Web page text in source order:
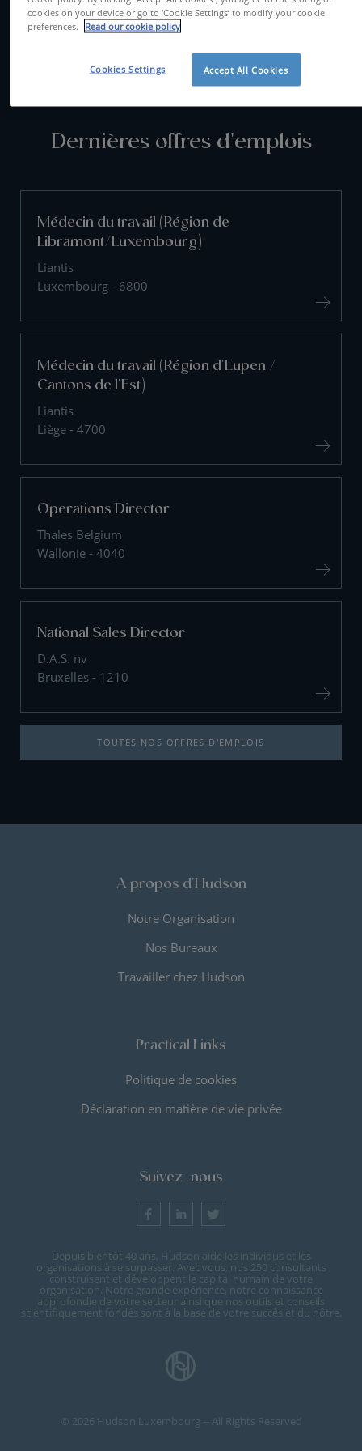
Dernières offres d'emplois
Médecin du travail (Région de
Libramont/Luxembourg)
Liantis
Luxembourg - 6800
Médecin du travail (Région d'Eupen /
Cantons de l'Est)
Liantis
Liège - 4700
Operations Director
Thales Belgium
Wallonie - 4040
National Sales Director
D.A.S. nv
Bruxelles - 1210
TOUTES NOS OFFRES D'EMPLOIS
A propos d'Hudson
Notre Organisation
Nos Bureaux
Travailler chez Hudson
Practical Links
Politique de cookies
Déclaration en matière de vie privée
Suivez-nous
Depuis bientôt 40 ans, Hudson aide les individus et les
organisations à se surpasser. Avec vous, nos 250 consultants
construisent et développent le capital humain de votre
organisation. Notre grande expérience, notre connaissance
approfondie de votre secteur ainsi que nos outils et conseils
scientifiquement fondés sont à la base de votre succès et du nôtre.
© 2026 Hudson Luxembourg -- All Rights Reserved
cookies on your device or go to ‘Cookie Settings’ to modify your cookie
preferences.
Read our cookie policy
Accept All Cookies
Cookies Settings